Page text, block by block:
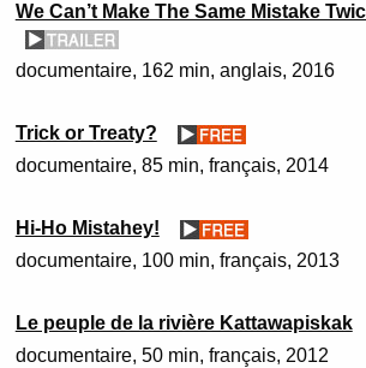
We Can’t Make The Same Mistake
documentaire 162 min anglais 2016
Trick or Treaty?
documentaire 85 min français 2014
Hi-Ho Mistahey!
documentaire 100 min français 2013
Le peuple de la rivière Kattawapiskak
documentaire 50 min français 2012